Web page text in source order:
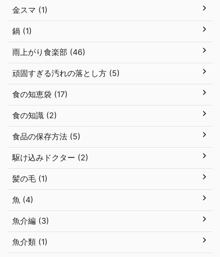
金スマ (1)
鍋 (1)
雨上がり食楽部 (46)
頑固すぎる汚れの落とし方 (5)
食の知恵袋 (17)
食の知識 (2)
食品の保存方法 (5)
駆け込みドクター (2)
髪の毛 (1)
魚 (4)
魚介編 (3)
魚介類 (1)